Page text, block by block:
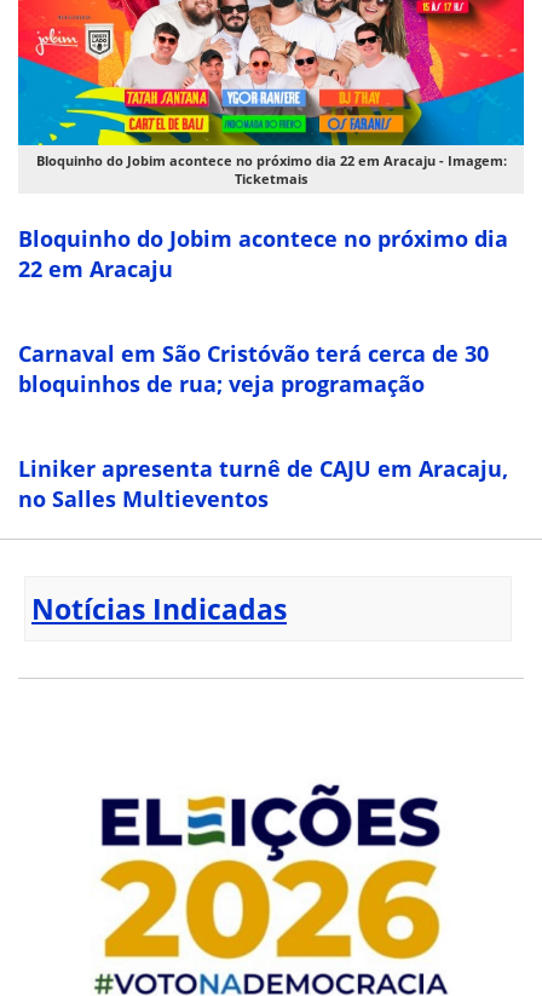
Bloquinho do Jobim acontece no próximo dia 22 em Aracaju - Imagem:
Ticketmais
Bloquinho do Jobim acontece no próximo dia
22 em Aracaju
Carnaval em São Cristóvão terá cerca de 30
bloquinhos de rua; veja programação
Liniker apresenta turnê de CAJU em Aracaju,
no Salles Multieventos
Notícias Indicadas